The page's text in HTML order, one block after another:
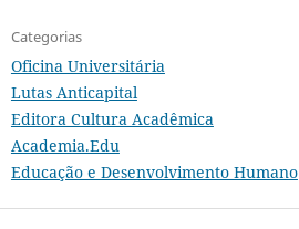
Categorias
Oficina Universitária
Lutas Anticapital
Editora Cultura Acadêmica
Academia.Edu
Educação e Desenvolvimento Humano